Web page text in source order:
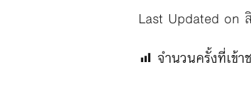
Last Updated on
จำนวนครั้งที่เข้า